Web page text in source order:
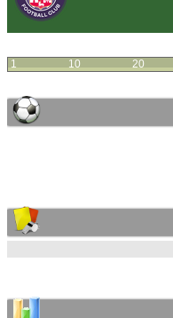
1 10 20